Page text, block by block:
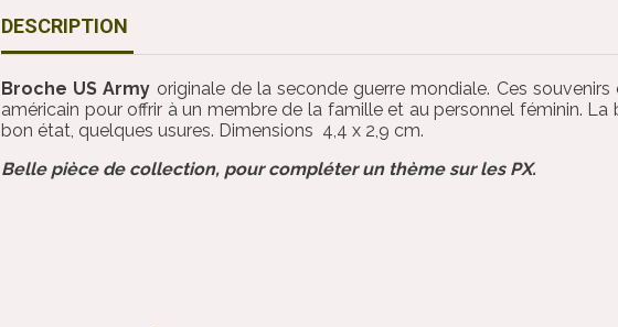
DESCRIPTION
Broche US Army originale de la seconde guerre mondiale. Ces
américain pour offrir à un membre de la famille et au personnel féminin.
bon état, quelques usures. Dimensions 4,4 x 2,9 cm.
Belle pièce de collection, pour compléter un thème sur les PX.